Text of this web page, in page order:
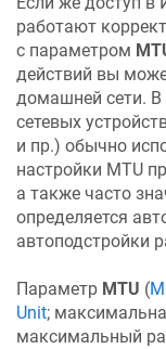
работают
с параметром
действий вы
домашней сети. В
сетевых
и пр.) обычно
настройки MTU
а также часто
определяется
автоподстройки
Параметр MTU (
Unit;
максимальный